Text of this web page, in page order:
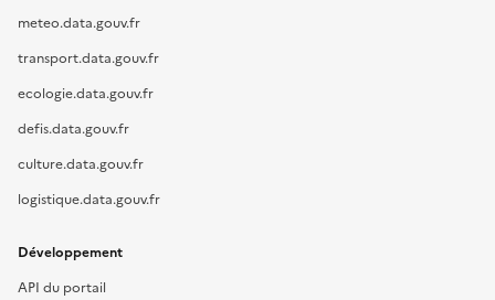
meteo.data.gouv.fr
transport.data.gouv.fr
ecologie.data.gouv.fr
defis.data.gouv.fr
culture.data.gouv.fr
logistique.data.gouv.fr
Développement
API du portail